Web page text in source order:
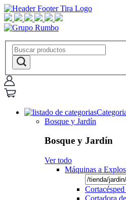
Bosque y Jardín
Bosque y Jardín
Ver todo
Máquinas a
Cortadora